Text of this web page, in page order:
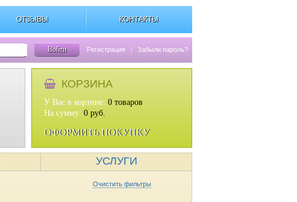
ОТЗЫВЫ КОНТАКТЫ
Войти Регистрация | Забыли пароль?
КОРЗИНА
У Вас в корзине: 0 товаров
На сумму: 0 руб.
ОФОРМИТЬ ПОКУПКУ
УСЛУГИ
Очистить фильтры